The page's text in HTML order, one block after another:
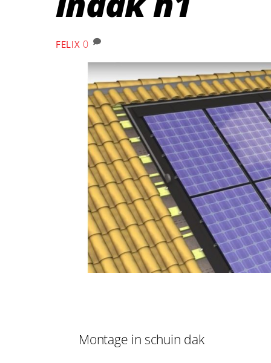
FELIX 0
Montage in schuin dak